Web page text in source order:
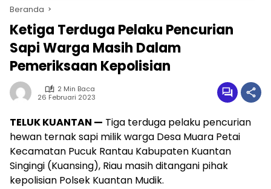
Beranda
Ketiga Terduga Pelaku Pencurian
Sapi Warga Masih Dalam
Pemeriksaan Kepolisian
2 Min Baca
26 Februari 2023
TELUK KUANTAN — Tiga terduga pelaku pencurian
hewan ternak sapi milik warga Desa Muara Petai
Kecamatan Pucuk Rantau Kabupaten Kuantan
Singingi (Kuansing), Riau masih ditangani pihak
kepolisian Polsek Kuantan Mudik.